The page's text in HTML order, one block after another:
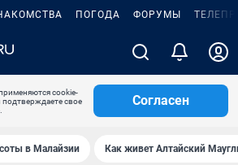
ПОГОДА ФОРУМЫ
cookie-
подтверждаете свое
Согласен
в Малайзии Как живет Алтайский